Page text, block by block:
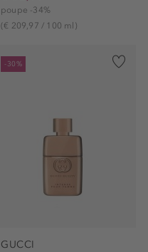
poupe -34%
(€ 209,97 / 100 ml)
-30%
GUCCI